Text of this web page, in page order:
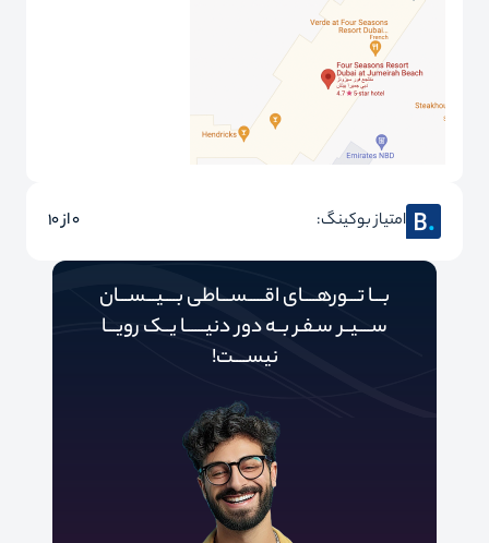
امتیاز بوکینگ: 0 از 10
بـــا تـــورهــــای اقـــــســـاطی بــــیـــســـان
ســــیــر سـفـر بــه دور‌‌‌‌ دنیـــــ‌‌ـا یــک رویـــا
نیســــت!